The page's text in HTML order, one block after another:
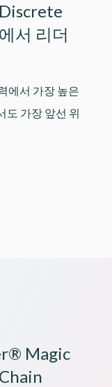
서 리더
에서 가장 높은
도 가장 앞선 위
Magic